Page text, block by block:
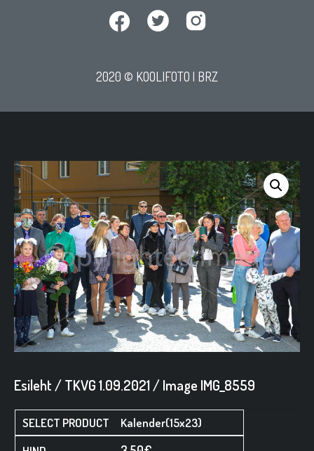
2020 © KOOLIFOTO | BRZ
Esileht /TKVG 1.09.2021 / Image IMG_8559
Kalender(15x23)